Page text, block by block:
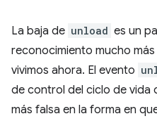
La baja de unload es un
reconocimiento mucho
vivimos ahora. El evento
de control del ciclo de vida
más falsa en la forma en